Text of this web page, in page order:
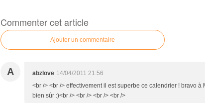
Commenter cet article
Ajouter un commentaire
A abzlove 14/04/2011 21:56
<br /> <br /> effectivement il est superbe ce calendrier ! bravo à
bien sûr :)<br /> <br /> <br /> <br />